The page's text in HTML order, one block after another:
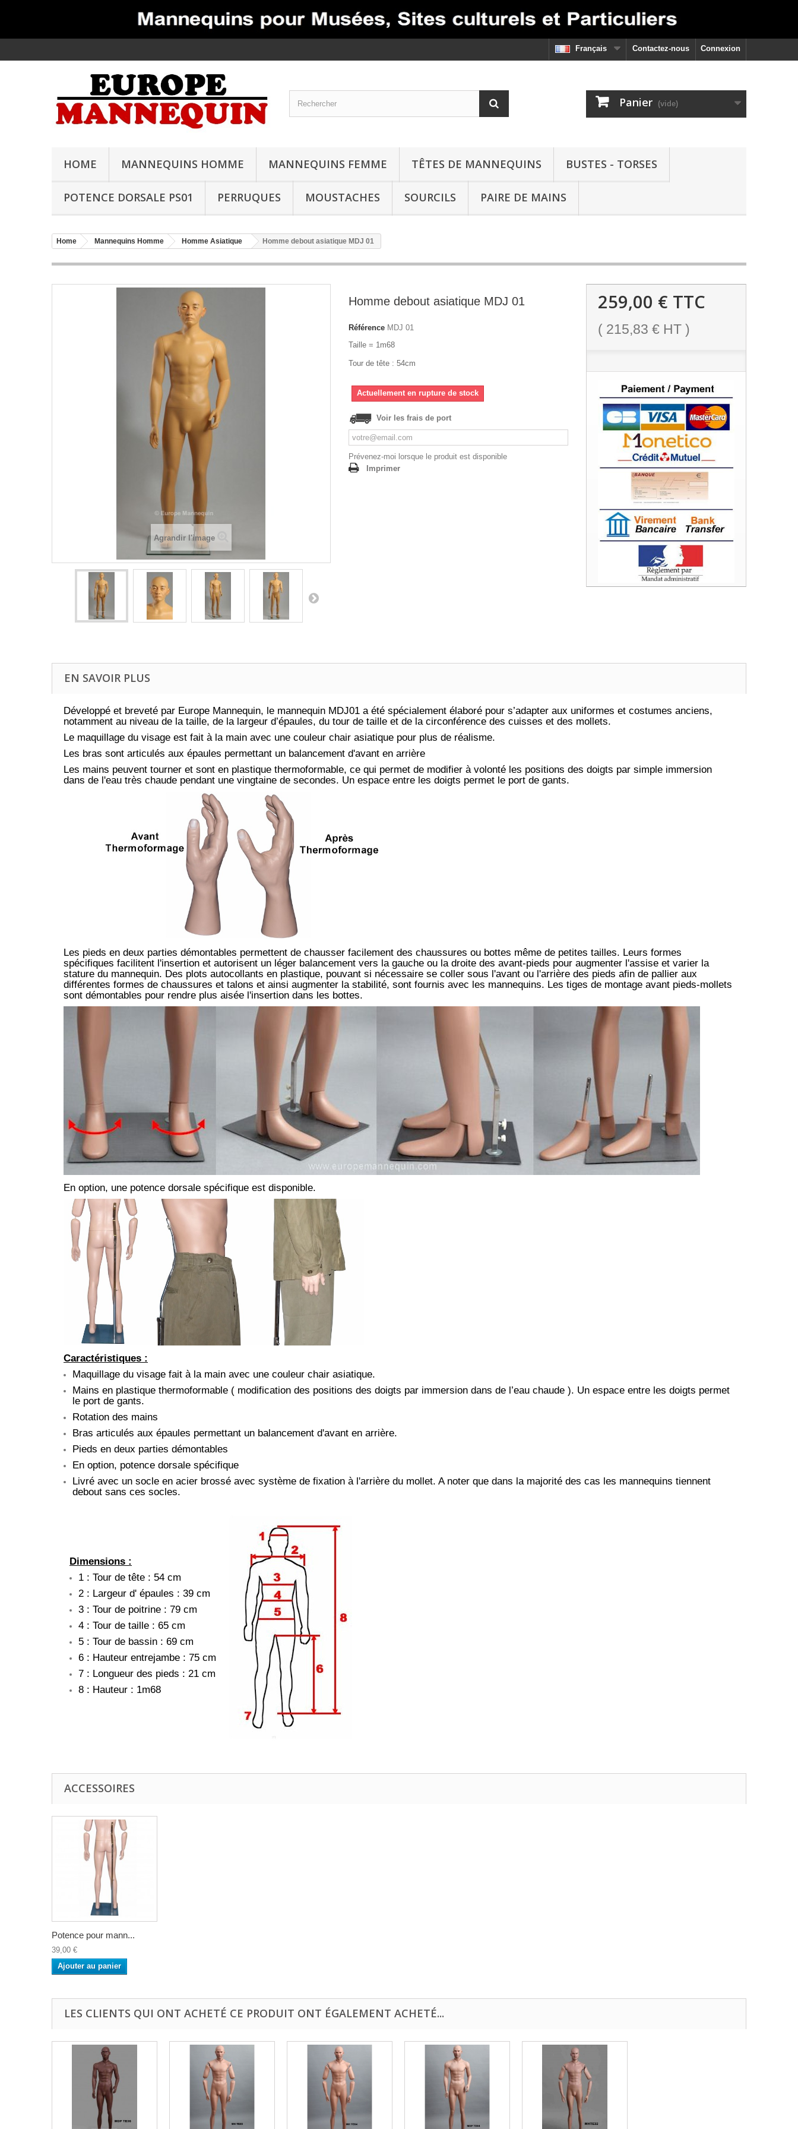
Connexion
Contactez-nous
Français
Panier (vide)
HOME MANNEQUINS HOMME MANNEQUINS FEMME TÊTES DE MANNEQUINS BUSTES - TORSES
POTENCE DORSALE PS01 PERRUQUES MOUSTACHES SOURCILS PAIRE DE MAINS
Home Mannequins Homme Homme Asiatique Homme debout asiatique MDJ 01
Agrandir l'image
Homme debout asiatique MDJ 01
Référence MDJ 01
Taille = 1m68
Tour de tête : 54cm
Actuellement en rupture de stock
Voir les frais de port
Prévenez-moi lorsque le produit est disponible
Imprimer
259,00 € TTC
( 215,83 €HT )
EN SAVOIR PLUS
Développé et breveté par Europe Mannequin, le mannequin MDJ01 a été spécialement élaboré pour s’adapter aux uniformes et costumes anciens,
notamment au niveau de la taille, de la largeur d’épaules, du tour de taille et de la circonférence des cuisses et des mollets.
Le maquillage du visage est fait à la main avec une couleur chair asiatique pour plus de réalisme.
Les bras sont articulés aux épaules permettant un balancement d'avant en arrière
Les mains peuvent tourner et sont en plastique thermoformable, ce qui permet de modifier à volonté les positions des doigts par simple immersion
dans de l'eau très chaude pendant une vingtaine de secondes. Un espace entre les doigts permet le port de gants.
Les pieds en deux parties démontables permettent de chausser facilement des chaussures ou bottes même de petites tailles. Leurs formes
spécifiques facilitent l'insertion et autorisent un léger balancement vers la gauche ou la droite des avant-pieds pour augmenter l'assise et varier la
stature du mannequin. Des plots autocollants en plastique, pouvant si nécessaire se coller sous l'avant ou l'arrière des pieds afin de pallier aux
différentes formes de chaussures et talons et ainsi augmenter la stabilité, sont fournis avec les mannequins. Les tiges de montage avant pieds-mollets
sont démontables pour rendre plus aisée l'insertion dans les bottes.
En option, une potence dorsale spécifique est disponible.
Caractéristiques :
Maquillage du visage fait à la main avec une couleur chair asiatique.
Mains en plastique thermoformable ( modification des positions des doigts par immersion dans de l’eau chaude ). Un espace entre les doigts permet
le port de gants.
Rotation des mains
Bras articulés aux épaules permettant un balancement d'avant en arrière.
Pieds en deux parties démontables
En option, potence dorsale spécifique
Livré avec un socle en acier brossé avec système de fixation à l'arrière du mollet. A noter que dans la majorité des cas les mannequins tiennent
debout sans ces socles.
Dimensions :
1 : Tour de tête : 54 cm
2 : Largeur d' épaules : 39 cm
3 : Tour de poitrine : 79 cm
4 : Tour de taille : 65 cm
5 : Tour de bassin : 69 cm
6 : Hauteur entrejambe : 75 cm
7 : Longueur des pieds : 21 cm
8 : Hauteur : 1m68
ACCESSOIRES
Potence pour mann...
39,00 €
Ajouter au panier
LES CLIENTS QUI ONT ACHETÉ CE PRODUIT ONT ÉGALEMENT ACHETÉ...